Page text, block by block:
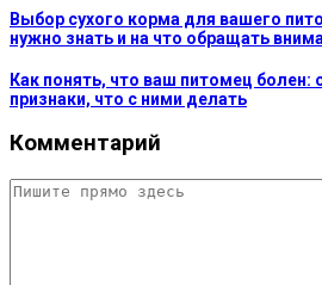
Выбор сухого корма для вашего
нужно знать и на что обращать
Как понять, что ваш питомец
признаки, что с ними делать
Комментарий